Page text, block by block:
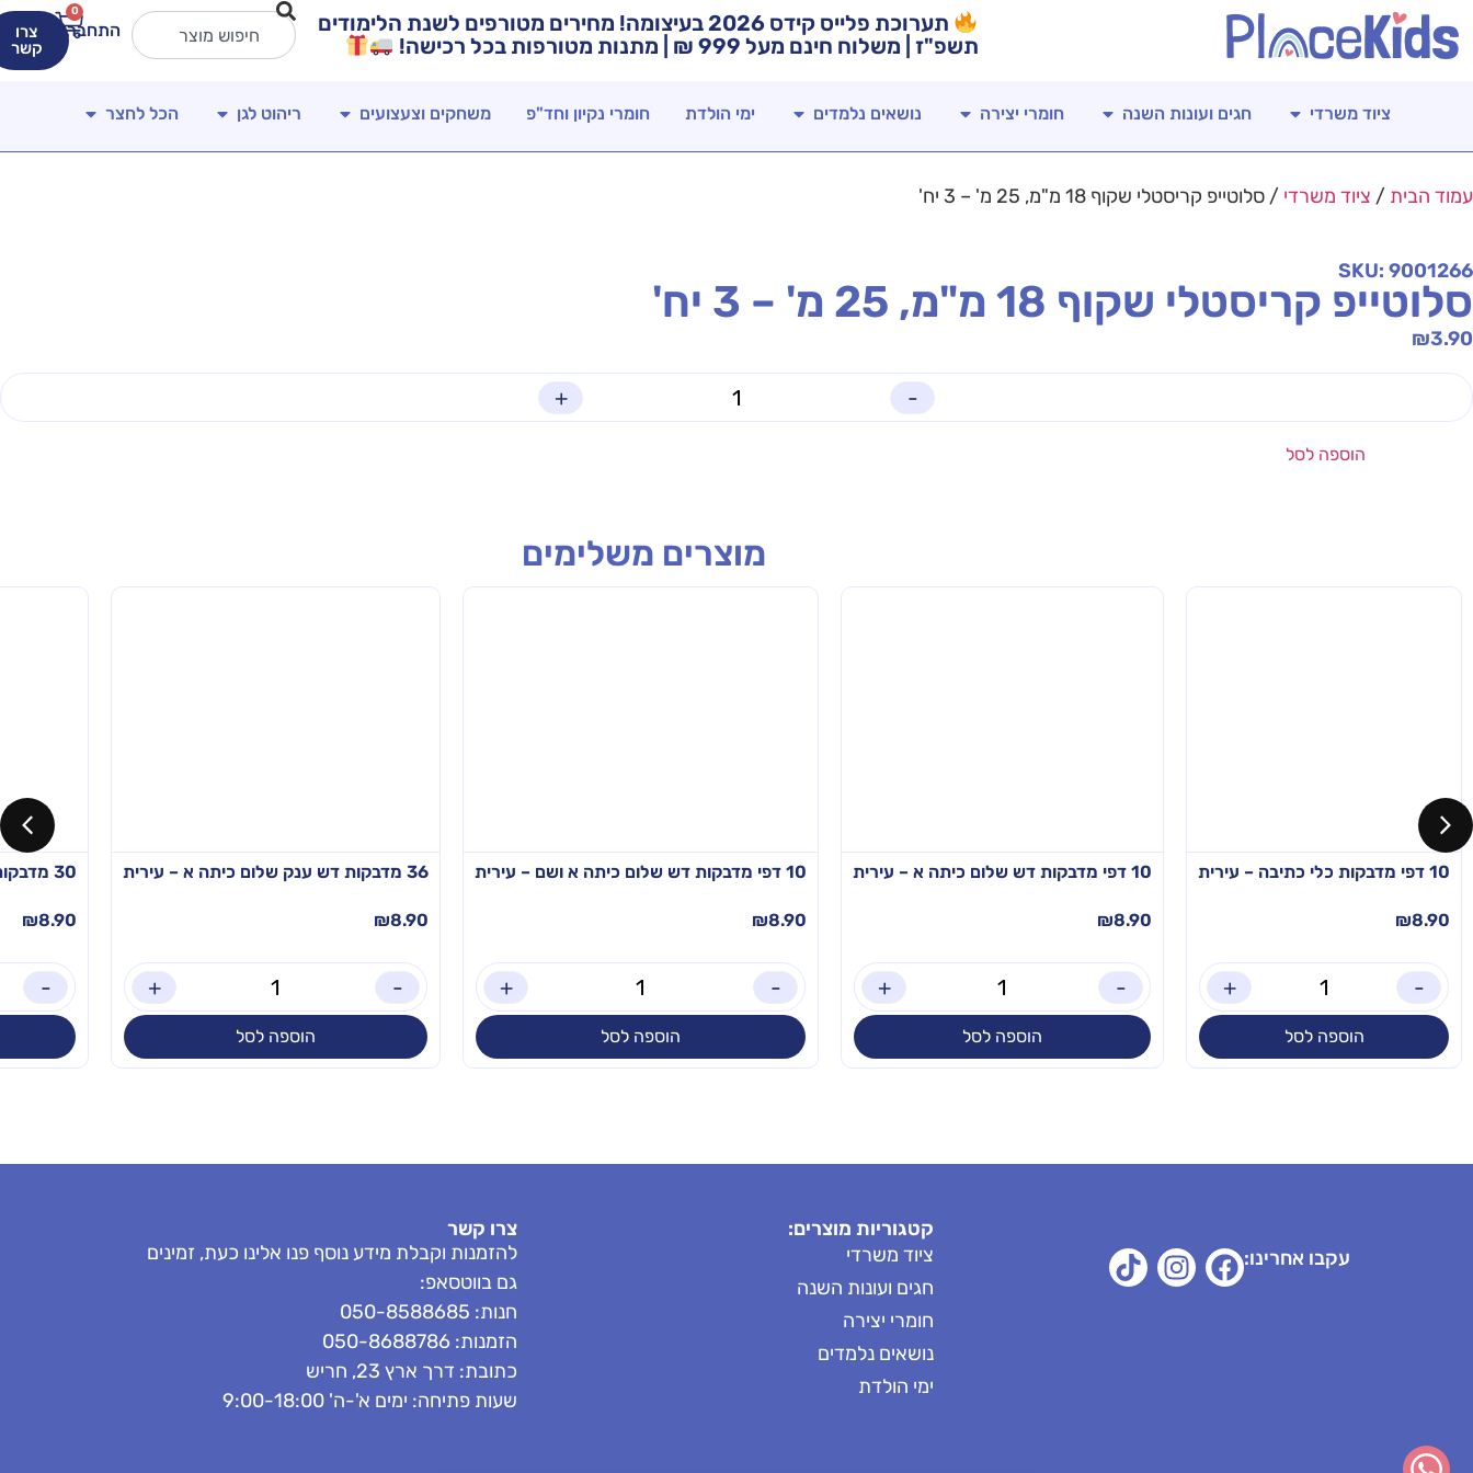
תערוכת פלייס קידס 2026 בעיצומה! מחירים מטורפים לשנת הלימודים
תשפ"ז | משלוח חינם מעל 999 ₪ | מתנות מטורפות בכל רכישה!
התחברות
0
צרו
קשר
ציוד משרדי חגים ועונות השנה חומרי יצירה נושאים נלמדים ימי הולדת חומרי נקיון וחד"פ משחקים וצעצועים ריהוט לגן הכל לחצר
עמוד הבית / ציוד משרדי / סלוטייפ קריסטלי שקוף 18 מ"מ, 25 מ' – 3 יח'
SKU: 9001266
סלוטייפ קריסטלי שקוף 18 מ"מ, 25 מ' – 3 יח'
₪3.90
-
+
הוספה לסל
מוצרים משלימים
10 דפי מדבקות כלי כתיבה – עירית
₪8.90
-
+
הוספה לסל
10 דפי מדבקות דש שלום כיתה א – עירית
₪8.90
-
+
הוספה לסל
10 דפי מדבקות דש שלום כיתה א ושם – עירית
₪8.90
-
+
הוספה לסל
36 מדבקות דש ענק שלום כיתה א – עירית
₪8.90
-
+
הוספה לסל
30 מדבקות שם תלמיד מחברת – עירית
₪8.90
-
עקבו אחרינו:
קטגוריות מוצרים:
ציוד משרדי
חגים ועונות השנה
חומרי יצירה
נושאים נלמדים
ימי הולדת
צרו קשר
להזמנות וקבלת מידע נוסף פנו אלינו כעת, זמינים
גם בווטסאפ:
חנות: 050-8588685
הזמנות: 050-8688786
כתובת: דרך ארץ 23, חריש
שעות פתיחה: ימים א'-ה' 9:00-18:00